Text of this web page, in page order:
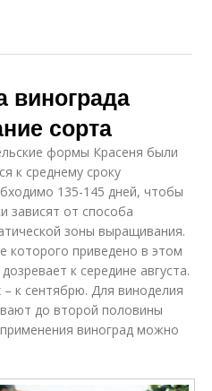
винограда
сорта
формы Красеня были
к среднему сроку
135-145 дней, чтобы
зависят от способа
зоны выращивания.
которого приведено в этом
к середине августа.
к сентябрю. Для виноделия
до второй половины
виноград можно